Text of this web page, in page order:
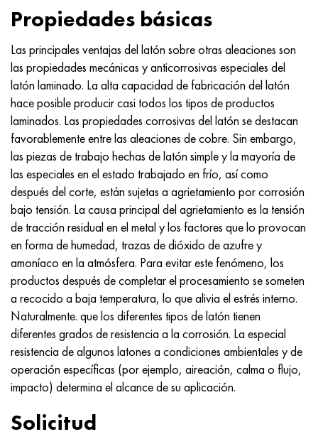
Propiedades básicas
Las principales ventajas del latón sobre otras aleaciones son
las propiedades mecánicas y anticorrosivas especiales del
latón laminado. La alta capacidad de fabricación del latón
hace posible producir casi todos los tipos de productos
laminados. Las propiedades corrosivas del latón se destacan
favorablemente entre las aleaciones de cobre. Sin embargo,
las piezas de trabajo hechas de latón simple y la mayoría de
las especiales en el estado trabajado en frío, así como
después del corte, están sujetas a agrietamiento por corrosión
bajo tensión. La causa principal del agrietamiento es la tensión
de tracción residual en el metal y los factores que lo provocan
en forma de humedad, trazas de dióxido de azufre y
amoníaco en la atmósfera. Para evitar este fenómeno, los
productos después de completar el procesamiento se someten
a recocido a baja temperatura, lo que alivia el estrés interno.
Naturalmente. que los diferentes tipos de latón tienen
diferentes grados de resistencia a la corrosión. La especial
resistencia de algunos latones a condiciones ambientales y de
operación específicas (por ejemplo, aireación, calma o flujo,
impacto) determina el alcance de su aplicación.
Solicitud
Nitrónico 60
Nitronik 75
Nimonic 80a
Nimónico 90
Nimónico 263
Haynes 25
Haynes 188
Haynes 230
Hastelloy b2
Hastelloy b3
hastelloy c4
hastelloy c22
81HMA
Tipos de aleaciones de precisión
termobimetales
tubo de precisión
ХН78Т
HN80TBY
N65M, EP982
H70MFV
40 titanio
Aleación 31 - 1.4562
Aleación 254smo® - 1.4547
Aleación 926 - 1.4529
AM-350 - ams 5548
AM-355 - ams 5547
Custom 450® - uns S45000
Ascoloy griego 418
Tubería resistente a la corrosión
37X12N8G8MFB
40X10X2M
40Х9С2
45Х14Н14В2М
50X14MF
65X13
90X18MF
95X18
34khn3ma, 36NiCrMo16, 35NiCrMo16
35hgs, 35hgs
35hgsa, 35hgsa
ac35g2, 36smnpb14, 1.0765
38x2n2ma, 34CrNiMo6, 40NiCrMo7
40hn2ma, 34CrNiMo4, 36hnm
38hs, 37hs
38XA, 37Cr4, AISI 5135
38HN3MFA, 35nicrmov12-5
40G, 40Mn4, AISI 1035
38XM, 42CrMo4, AISI 1.7225
40ХН, 36NiCr6, AISI 3135